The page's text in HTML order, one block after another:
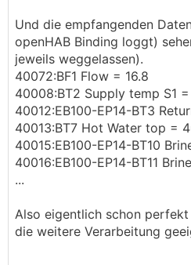
Und die empfangenden
openHAB Binding loggt)
jeweils weggelassen).
40072:BF1 Flow = 16.8
40008:BT2 Supply temp S1
40012:EB100-EP14-BT3
40013:BT7 Hot Water top =
40015:EB100-EP14-BT10
40016:EB100-EP14-BT11
...
Also eigentlich schon
die weitere Verarbeitung